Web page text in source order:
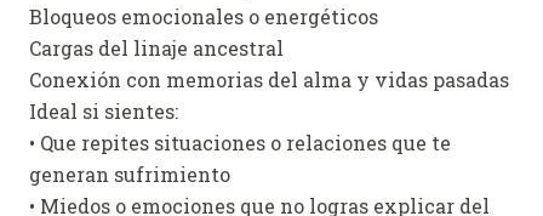
Bloqueos emocionales o energéticos
Cargas del linaje ancestral
Conexión con memorias del alma y vidas pasadas
Ideal si sientes:
• Que repites situaciones o relaciones que te
generan sufrimiento
• Miedos o emociones que no logras explicar del